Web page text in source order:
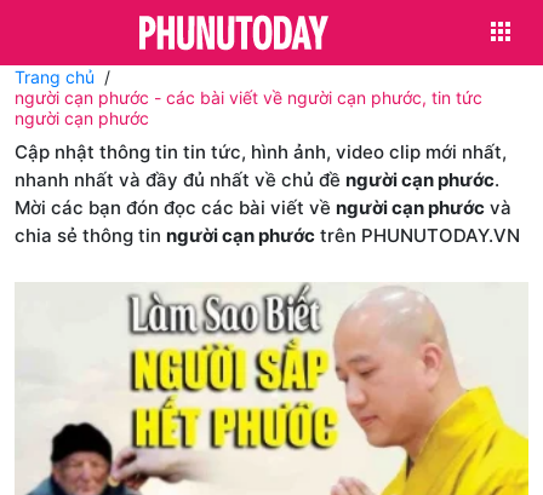
Trang chủ
người cạn phước - các bài viết về người cạn phước, tin tức
người cạn phước
Cập nhật thông tin tin tức, hình ảnh, video clip mới nhất,
nhanh nhất và đầy đủ nhất về chủ đề người cạn phước.
Mời các bạn đón đọc các bài viết về người cạn phước và
chia sẻ thông tin người cạn phước trên PHUNUTODAY.VN